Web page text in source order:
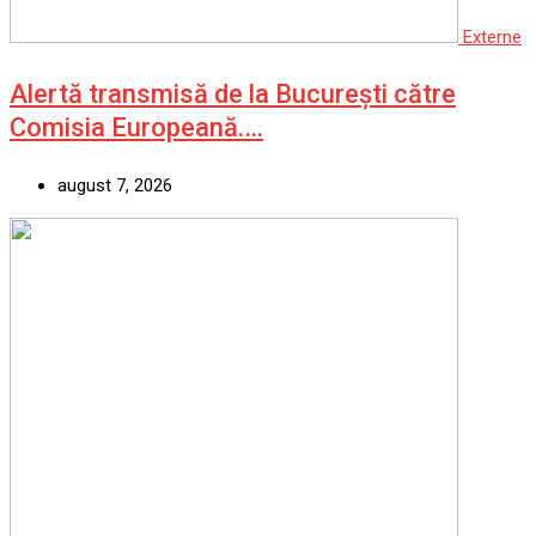
Externe
Alertă transmisă de la București către
Comisia Europeană.…
august 7, 2026